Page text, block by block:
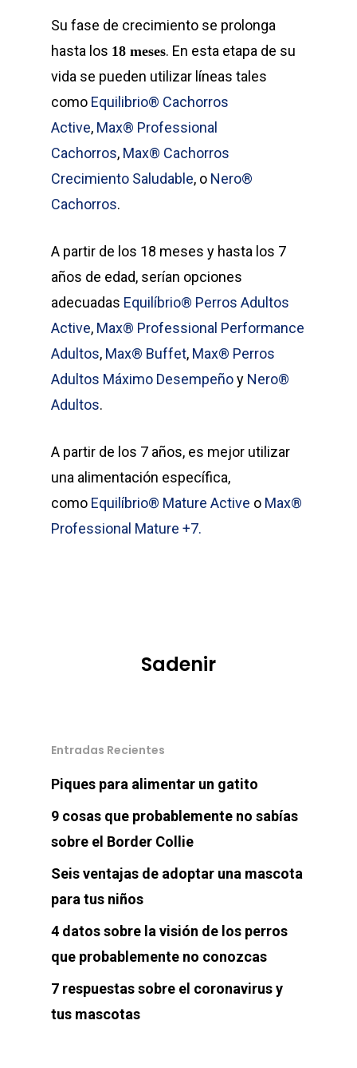
Su fase de crecimiento se prolonga
hasta los 18 meses. En esta etapa de su
vida se pueden utilizar líneas tales
como Equilibrio® Cachorros
Active, Max® Professional
Cachorros, Max® Cachorros
Crecimiento Saludable, o Nero®
Cachorros.
A partir de los 18 meses y hasta los 7
años de edad, serían opciones
adecuadas Equilíbrio® Perros Adultos
Active, Max® Professional Performance
Adultos, Max® Buffet, Max® Perros
Adultos Máximo Desempeñoy Nero®
Adultos.
A partir de los 7 años, es mejor utilizar
una alimentación específica,
como Equilíbrio® Mature Active o Max®
Professional Mature +7.
Sadenir
Entradas Recientes
Piques para alimentar un gatito
9 cosas que probablemente no sabías
sobre el Border Collie
Seis ventajas de adoptar una mascota
para tus niños
4 datos sobre la visión de los perros
que probablemente no conozcas
7 respuestas sobre el coronavirus y
tus mascotas